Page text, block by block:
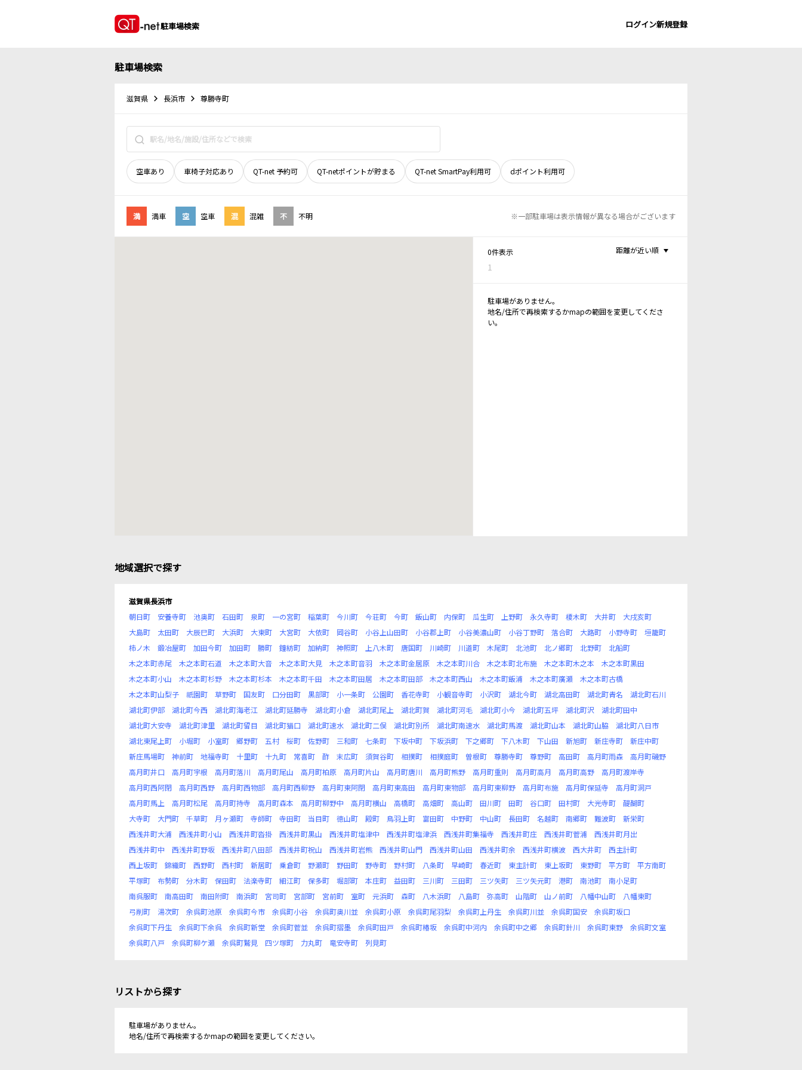
駐車場検索 ログイン新規登録
駐車場検索
滋賀県 長浜市 尊勝寺町
空車あり 車椅子対応あり QT-net 予約可 QT-netポイントが貯まる QT-net SmartPay利用可 dポイント利用可
満 満車 空 空車 混 混雑 不 不明 ※一部駐車場は表示情報が異なる場合がございます
0件表示
1
距離が近い順
駐車場がありません。
地名/住所で再検索するかmapの範囲を変更してくださ
い。
地域選択で探す
滋賀県長浜市
朝日町
安養寺町 池奥町 石田町 泉町 一の宮町 稲葉町 今川町 今荘町 今町 飯山町 内保町 瓜生町 上野町 永久寺町 榎木町 大井町
大戌亥町
大島町
太田町 大辰巳町 大浜町 大東町 大宮町 大依町 岡谷町 小谷上山田町 小谷郡上町 小谷美濃山町 小谷丁野町 落合町 大路町 小野寺町
垣籠町
柿ノ木
鍛冶屋町 加田今町 加田町 勝町 鐘紡町 加納町 神照町 上八木町 唐国町 川崎町 川道町 木尾町 北池町 北ノ郷町 北野町
北船町
木之本町赤尾
木之本町石道 木之本町大音 木之本町大見 木之本町音羽 木之本町金居原 木之本町川合 木之本町北布施 木之本町木之本
木之本町黒田
木之本町小山
木之本町杉野 木之本町杉本 木之本町千田 木之本町田居 木之本町田部 木之本町西山 木之本町飯浦 木之本町廣瀬
木之本町古橋
木之本町山梨子
祇園町 草野町 国友町 口分田町 黒部町 小一条町 公園町 香花寺町 小観音寺町 小沢町 湖北今町 湖北高田町 湖北町青名
湖北町石川
湖北町伊部
湖北町今西 湖北町海老江 湖北町延勝寺 湖北町小倉 湖北町尾上 湖北町賀 湖北町河毛 湖北町小今 湖北町五坪 湖北町沢
湖北町田中
湖北町大安寺
湖北町津里 湖北町留目 湖北町猫口 湖北町速水 湖北町二俣 湖北町別所 湖北町南速水 湖北町馬渡 湖北町山本 湖北町山脇
湖北町八日市
湖北東尾上町
小堀町 小室町 郷野町 五村 桜町 佐野町 三和町 七条町 下坂中町 下坂浜町 下之郷町 下八木町 下山田 新旭町 新庄寺町
新庄中町
新庄馬場町
神前町 地福寺町 十里町 十九町 常喜町 酢 末広町 須賀谷町 相撲町 相撲庭町 曽根町 尊勝寺町 尊野町 高田町 高月町雨森
高月町磯野
高月町井口
高月町宇根 高月町落川 高月町尾山 高月町柏原 高月町片山 高月町唐川 高月町熊野 高月町重則 高月町高月 高月町高野
高月町渡岸寺
高月町西阿閉
高月町西野 高月町西物部 高月町西柳野 高月町東阿閉 高月町東高田 高月町東物部 高月町東柳野 高月町布施 高月町保延寺
高月町洞戸
高月町馬上
高月町松尾 高月町持寺 高月町森本 高月町柳野中 高月町横山 高橋町 高畑町 高山町 田川町 田町 谷口町 田村町 大光寺町
醍醐町
大寺町
大門町 千草町 月ヶ瀬町 寺師町 寺田町 当目町 徳山町 殿町 鳥羽上町 富田町 中野町 中山町 長田町 名越町 南郷町 難波町
新栄町
西浅井町大浦
西浅井町小山 西浅井町沓掛 西浅井町黒山 西浅井町塩津中 西浅井町塩津浜 西浅井町集福寺 西浅井町庄 西浅井町菅浦
西浅井町月出
西浅井町中
西浅井町野坂 西浅井町八田部 西浅井町祝山 西浅井町岩熊 西浅井町山門 西浅井町山田 西浅井町余 西浅井町横波 西大井町
西主計町
西上坂町
錦織町 西野町 西村町 新居町 乗倉町 野瀬町 野田町 野寺町 野村町 八条町 早崎町 春近町 東主計町 東上坂町 東野町 平方町
平方南町
平塚町
布勢町 分木町 保田町 法楽寺町 細江町 保多町 堀部町 本庄町 益田町 三川町 三田町 三ツ矢町 三ツ矢元町 港町 南池町
南小足町
南呉服町
南高田町 南田附町 南浜町 宮司町 宮部町 宮前町 室町 元浜町 森町 八木浜町 八島町 弥高町 山階町 山ノ前町 八幡中山町
八幡東町
弓削町
湯次町 余呉町池原 余呉町今市 余呉町小谷 余呉町奥川並 余呉町小原 余呉町尾羽梨 余呉町上丹生 余呉町川並 余呉町国安
余呉町坂口
余呉町下丹生
余呉町下余呉 余呉町新堂 余呉町菅並 余呉町摺墨 余呉町田戸 余呉町椿坂 余呉町中河内 余呉町中之郷 余呉町針川 余呉町東野
余呉町文室
余呉町八戸
余呉町柳ケ瀬 余呉町鷲見 四ツ塚町 力丸町 竜安寺町 列見町
リストから探す
駐車場がありません。
地名/住所で再検索するかmapの範囲を変更してください。